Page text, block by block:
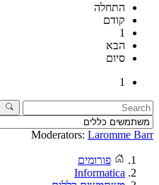
התחלה
קודם
1
הבא
סיום
1
Moderators: Laromme Barr
פורומים
Informatica